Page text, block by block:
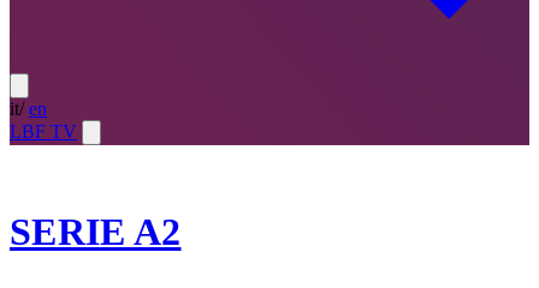
it/ en
LBF TV
SERIE A2